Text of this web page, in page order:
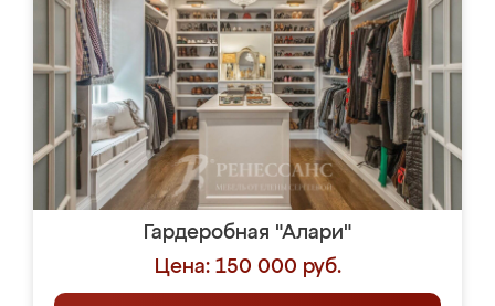
Гардеробная "Алари"
Цена: 150 000 руб.